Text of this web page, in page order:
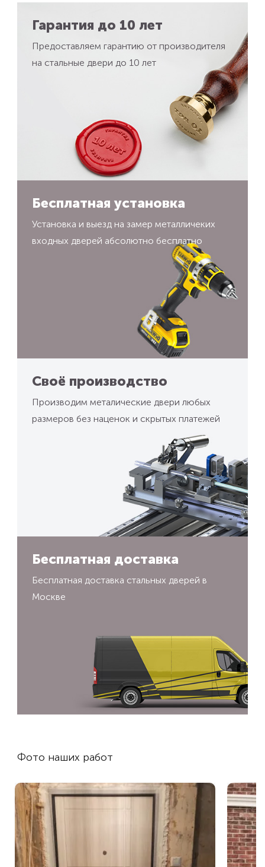
Гарантия до 10 лет
Предоставляем гарантию от производителя
на стальные двери до 10 лет
Бесплатная установка
Установка и выезд на замер металличеких
входных дверей абсолютно бесплатно
Своё производство
Производим металические двери любых
размеров без наценок и скрытых платежей
Бесплатная доставка
Бесплатная доставка стальных дверей в
Москве
Фото наших работ